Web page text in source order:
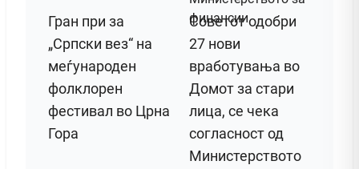
Гран при за
„Српски вез“ на
меѓународен
фолклорен
фестивал во Црна
Гора
Советот одобри
27 нови
вработувања во
Домот за стари
лица, се чека
согласност од
Министерството